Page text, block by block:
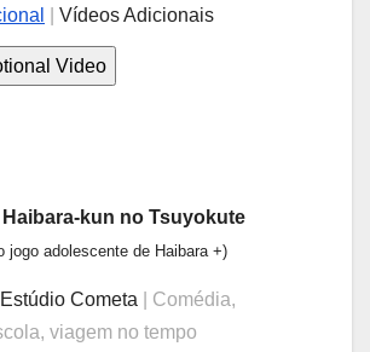
Vídeos Adicionais
kun no Tsuyokute
jogo adolescente de Haibara +)
Estúdio Cometa
| Comédia,
viagem no tempo